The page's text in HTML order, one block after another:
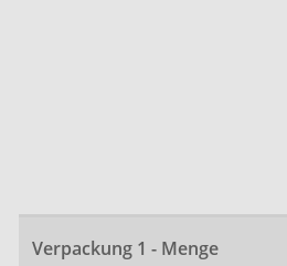
Verpackung 1 - Menge